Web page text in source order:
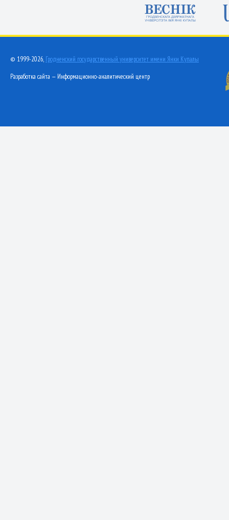
© 1999-2026, Гродненский государственный университет имени Янки Купалы
Разработка сайта — Информационно-аналитический центр